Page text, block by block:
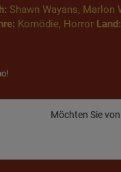
Shawn Wayans, Marlon
Komödie, Horror Land:
Möchten Sie von